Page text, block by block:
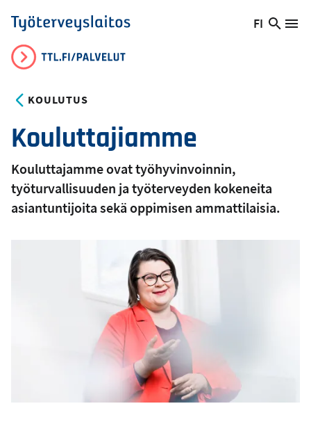
Hyppää
pääsisältöön
Työterveyslaitos
Vaihda
FI
Hae
KOULUTUS
Kouluttajiamme
Kouluttajamme ovat työhyvinvoinnin,
työturvallisuuden ja työterveyden kokeneita
asiantuntijoita sekä oppimisen ammattilaisia.